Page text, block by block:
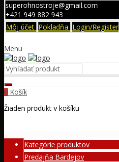
superohnostroje@gmail.com
+421 949 882 943
Môj účet Pokladňa Login/Register
Menu
0 Košík
Žiaden produkt v košíku
Kategórie produktov
Predajňa Bardejov